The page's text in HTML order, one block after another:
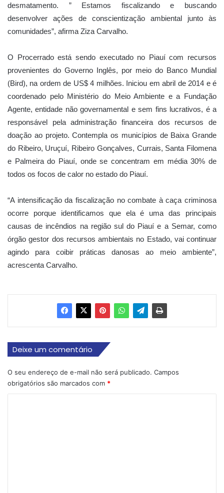
desmatamento. ” Estamos fiscalizando e buscando
desenvolver ações de conscientização ambiental junto às
comunidades”, afirma Ziza Carvalho.
O Procerrado está sendo executado no Piauí com recursos
provenientes do Governo Inglês, por meio do Banco Mundial
(Bird), na ordem de US$ 4 milhões. Iniciou em abril de 2014 e é
coordenado pelo Ministério do Meio Ambiente e a Fundação
Agente, entidade não governamental e sem fins lucrativos, é a
responsável pela administração financeira dos recursos de
doação ao projeto. Contempla os municípios de Baixa Grande
do Ribeiro, Uruçuí, Ribeiro Gonçalves, Currais, Santa Filomena
e Palmeira do Piauí, onde se concentram em média 30% de
todos os focos de calor no estado do Piauí.
“A intensificação da fiscalização no combate à caça criminosa
ocorre porque identificamos que ela é uma das principais
causas de incêndios na região sul do Piauí e a Semar, como
órgão gestor dos recursos ambientais no Estado, vai continuar
agindo para coibir práticas danosas ao meio ambiente”,
acrescenta Carvalho.
Deixe um comentário
O seu endereço de e-mail não será publicado. Campos
obrigatórios são marcados com *